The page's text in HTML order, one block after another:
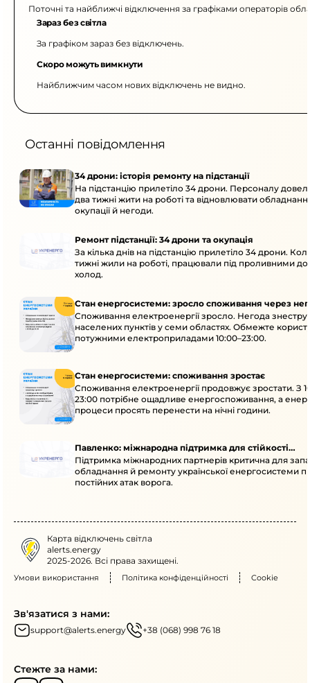
Поточні та найближчі відключення за графіками операторів
Зараз без світла
За графіком зараз без відключень.
Скоро можуть вимкнути
Найближчим часом нових відключень не видно.
Останні повідомлення
34 дрони: історія ремонту на підстанції
На підстанцію прилетіло 34 дрони. Персоналу
два тижні жити на роботі та відновлювати
окупації й негоди.
Ремонт підстанції: 34 дрони та окупація
За кілька днів на підстанцію прилетіло 34 дрони.
тижні жили на роботі, працювали під проливними
холод.
Стан енергосистеми: зросло споживання через
Споживання електроенергії зросло. Негода
населених пунктів у семи областях. Обмежте
потужними електроприладами 10:00–23:00.
Стан енергосистеми: споживання зростає
Споживання електроенергії продовжує зростати. З
23:00 потрібне ощадливе енергоспоживання, а
процеси просять перенести на нічні години.
Павленко: міжнародна підтримка для стійкості
енергосистеми
Підтримка міжнародних партнерів критична для
обладнання й ремонту української енергосистеми
постійних атак ворога.
Карта відключень світла
alerts.energy
2025-2026. Всі права захищені.
Умови використання Політика конфіденційності Cookie
Зв'язатися з нами:
support@alerts.energy +38 (068) 998 76 18
Стежте за нами: